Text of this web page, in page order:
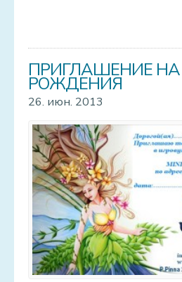
ПРИГЛАШЕНИЕ
РОЖДЕНИЯ
26. июн. 2013